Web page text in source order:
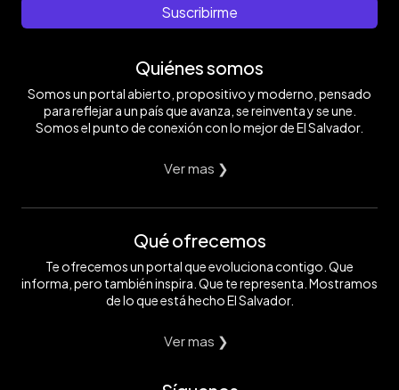
Suscribirme
Quiénes somos
Somos un portal abierto, propositivo y moderno, pensado
para reflejar a un país que avanza, se reinventa y se une.
Somos el punto de conexión con lo mejor de El Salvador.
Ver mas ❯
Qué ofrecemos
Te ofrecemos un portal que evoluciona contigo. Que
informa, pero también inspira. Que te representa. Mostramos
de lo que está hecho El Salvador.
Ver mas ❯